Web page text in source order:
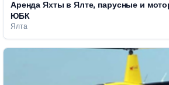
Аренда Яхты в Ялте, парусные и
ЮБК
Ялта